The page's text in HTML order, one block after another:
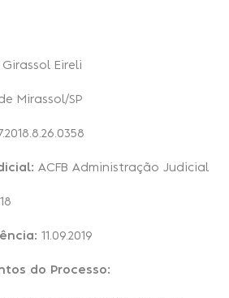
Eireli
Mirassol/SP
ACFB Administração Judicial
11.09.2019
do Processo: